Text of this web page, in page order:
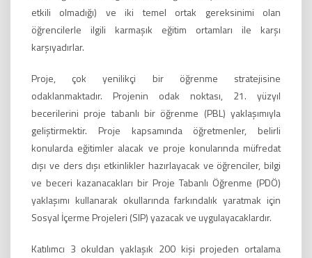
etkili olmadığı) ve iki temel ortak gereksinimi olan
öğrencilerle ilgili karmaşık eğitim ortamları ile karşı
karşıyadırlar.
Proje, çok yenilikçi bir öğrenme stratejisine
odaklanmaktadır. Projenin odak noktası, 21. yüzyıl
becerilerini proje tabanlı bir öğrenme (PBL) yaklaşımıyla
geliştirmektir. Proje kapsamında öğretmenler, belirli
konularda eğitimler alacak ve proje konularında müfredat
dışı ve ders dışı etkinlikler hazırlayacak ve öğrenciler, bilgi
ve beceri kazanacakları bir Proje Tabanlı Öğrenme (PDÖ)
yaklaşımı kullanarak okullarında farkındalık yaratmak için
Sosyal İçerme Projeleri (SIP) yazacak ve uygulayacaklardır.
Katılımcı 3 okuldan yaklaşık 200 kişi projeden ortalama